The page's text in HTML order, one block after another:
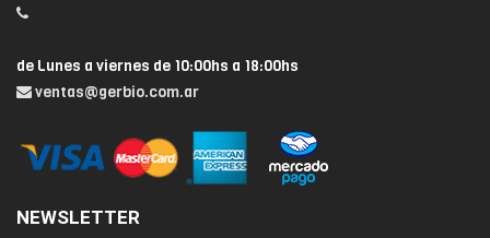
de Lunes a viernes de 10:00hs a 18:00hs
ventas@gerbio.com.ar
NEWSLETTER